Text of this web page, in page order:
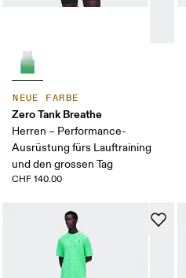
NEUE FARBE
Zero Tank Breathe
Herren – Performance-
Ausrüstung fürs Lauftraining
und den grossen Tag
CHF 140.00